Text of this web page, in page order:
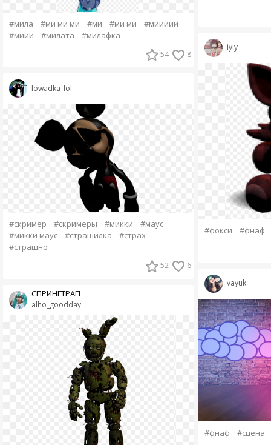
#мила #ми ми ми #ми #ми ми
#миииии
#миии
#милата #милафка
54 8
lowadka_lol
#скример #скримеры #микки
#маус
#микки маус
#страшилка
#страх
#страшно
52 6
alho_goodday
СПРИНГТРАП
iyiy
#фокси #фнаф
vayuk
#фнаф #сцена